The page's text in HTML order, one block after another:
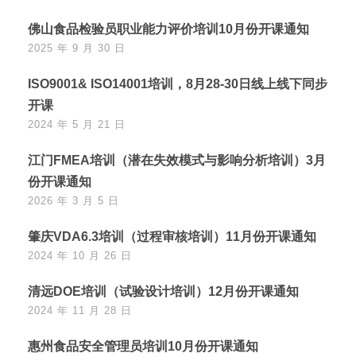
佛山食品检验员职业能力评价培训10月份开课通知
2025 年 9 月 30 日
ISO9001& ISO14001培训，8月28-30日线上线下同步
开课
2024 年 5 月 21 日
江门FMEA培训（潜在失效模式与影响分析培训）3月
份开课通知
2026 年 3 月 5 日
肇庆VDA6.3培训（过程审核培训）11月份开课通知
2024 年 10 月 26 日
清远DOE培训（试验设计培训）12月份开课通知
2024 年 11 月 28 日
惠州食品安全管理员培训10月份开课通知